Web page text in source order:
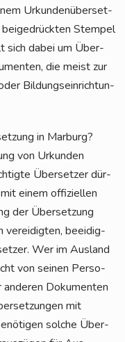
Urkun­den­über­set­
Stem­pel
sich dabei um Über­
die meist zur
Bil­dungs­ein­rich­tun­
in Mar­burg?
von Urkun­den
Über­set­zer dür­
einem offi­zi­el­len
der Über­set­zung
ver­ei­dig­ten, beei­dig­
Wer im Aus­land
von sei­nen Per­so­
ande­ren Doku­men­ten
mit
sol­che Über­